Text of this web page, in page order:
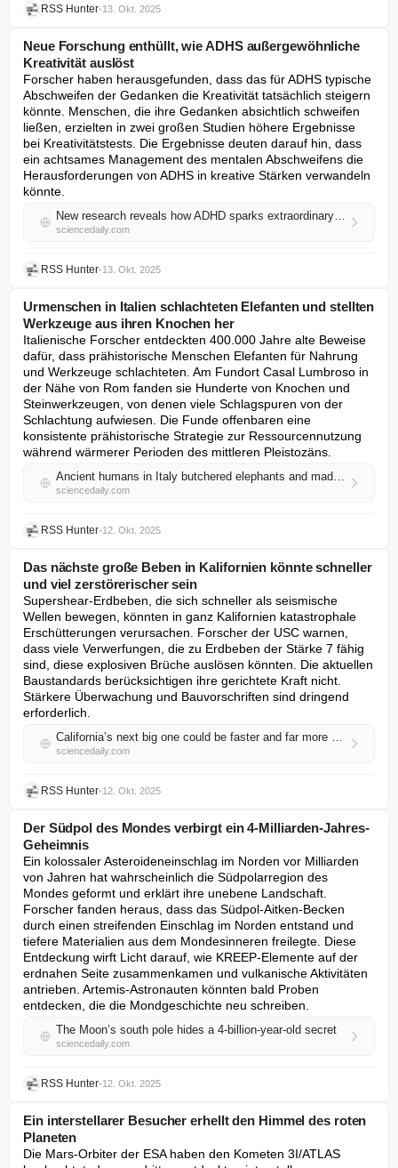
RSS Hunter•13. Okt. 2025
Neue Forschung enthüllt, wie ADHS außergewöhnliche
Kreativität auslöst
Forscher haben herausgefunden, dass das für ADHS typische
Abschweifen der Gedanken die Kreativität tatsächlich steigern
könnte. Menschen, die ihre Gedanken absichtlich schweifen
ließen, erzielten in zwei großen Studien höhere Ergebnisse
bei Kreativitätstests. Die Ergebnisse deuten darauf hin, dass
ein achtsames Management des mentalen Abschweifens die
Herausforderungen von ADHS in kreative Stärken verwandeln
könnte.
New research reveals how ADHD sparks extraordinary creativity
sciencedaily.com
RSS Hunter•13. Okt. 2025
Urmenschen in Italien schlachteten Elefanten und stellten
Werkzeuge aus ihren Knochen her
Italienische Forscher entdeckten 400.000 Jahre alte Beweise
dafür, dass prähistorische Menschen Elefanten für Nahrung
und Werkzeuge schlachteten. Am Fundort Casal Lumbroso in
der Nähe von Rom fanden sie Hunderte von Knochen und
Steinwerkzeugen, von denen viele Schlagspuren von der
Schlachtung aufwiesen. Die Funde offenbaren eine
konsistente prähistorische Strategie zur Ressourcennutzung
während wärmerer Perioden des mittleren Pleistozäns.
Ancient humans in Italy butchered elephants and made tools from their bones
sciencedaily.com
RSS Hunter•12. Okt. 2025
Das nächste große Beben in Kalifornien könnte schneller
und viel zerstörerischer sein
Supershear-Erdbeben, die sich schneller als seismische
Wellen bewegen, könnten in ganz Kalifornien katastrophale
Erschütterungen verursachen. Forscher der USC warnen,
dass viele Verwerfungen, die zu Erdbeben der Stärke 7 fähig
sind, diese explosiven Brüche auslösen könnten. Die aktuellen
Baustandards berücksichtigen ihre gerichtete Kraft nicht.
Stärkere Überwachung und Bauvorschriften sind dringend
erforderlich.
California’s next big one could be faster and far more destructive
sciencedaily.com
RSS Hunter•12. Okt. 2025
Der Südpol des Mondes verbirgt ein 4-Milliarden-Jahres-
Geheimnis
Ein kolossaler Asteroideneinschlag im Norden vor Milliarden
von Jahren hat wahrscheinlich die Südpolarregion des
Mondes geformt und erklärt ihre unebene Landschaft.
Forscher fanden heraus, dass das Südpol-Aitken-Becken
durch einen streifenden Einschlag im Norden entstand und
tiefere Materialien aus dem Mondesinneren freilegte. Diese
Entdeckung wirft Licht darauf, wie KREEP-Elemente auf der
erdnahen Seite zusammenkamen und vulkanische Aktivitäten
antrieben. Artemis-Astronauten könnten bald Proben
entdecken, die die Mondgeschichte neu schreiben.
The Moon’s south pole hides a 4-billion-year-old secret
sciencedaily.com
RSS Hunter•12. Okt. 2025
Ein interstellarer Besucher erhellt den Himmel des roten
Planeten
Die Mars-Orbiter der ESA haben den Kometen 3I/ATLAS